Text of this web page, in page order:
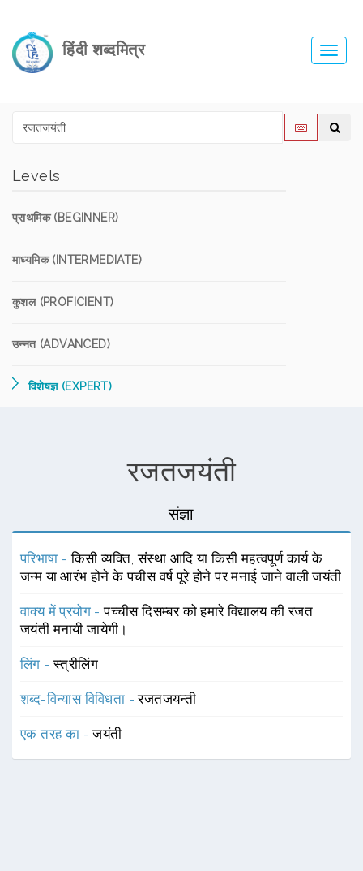
हिंदी शब्दमित्र
Levels
प्राथमिक (BEGINNER)
माध्यमिक (INTERMEDIATE)
कुशल (PROFICIENT)
उन्नत (ADVANCED)
विशेषज्ञ (EXPERT)
रजतजयंती
संज्ञा
परिभाषा -किसी व्यक्ति, संस्था आदि या किसी महत्वपूर्ण कार्य के
जन्म या आरंभ होने के पचीस वर्ष पूरे होने पर मनाई जाने वाली जयंती
वाक्य में प्रयोग -पच्चीस दिसम्बर को हमारे विद्यालय की रजत
जयंती मनायी जायेगी।
लिंग -स्त्रीलिंग
शब्द-विन्यास विविधता -रजतजयन्ती
एक तरह का -जयंती